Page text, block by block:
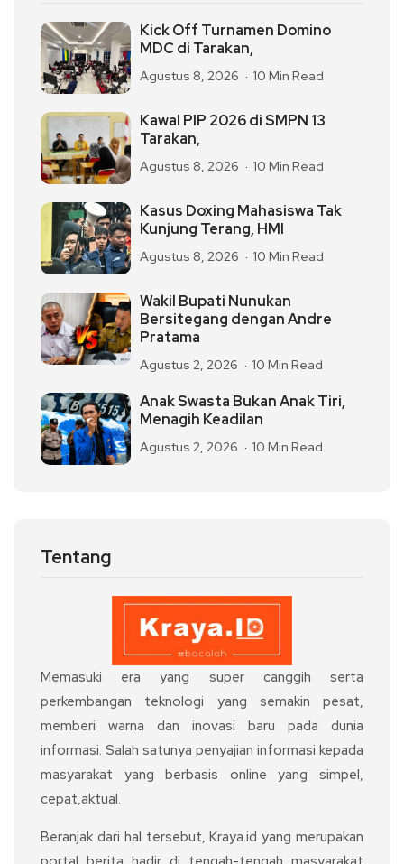
Kick Off Turnamen Domino
MDC di Tarakan,
Agustus 8, 2026 10 Min Read
Kawal PIP 2026 di SMPN 13
Tarakan,
Agustus 8, 2026 10 Min Read
Kasus Doxing Mahasiswa Tak
Kunjung Terang, HMI
Agustus 8, 2026 10 Min Read
Wakil Bupati Nunukan
Bersitegang dengan Andre
Pratama
Agustus 2, 2026 10 Min Read
Anak Swasta Bukan Anak Tiri,
Menagih Keadilan
Agustus 2, 2026 10 Min Read
Tentang
Memasuki era yang super canggih serta
perkembangan teknologi yang semakin pesat,
memberi warna dan inovasi baru pada dunia
informasi. Salah satunya penyajian informasi kepada
masyarakat yang berbasis online yang simpel,
cepat,aktual.
Beranjak dari hal tersebut, Kraya.id yang merupakan